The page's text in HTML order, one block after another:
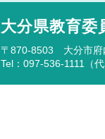
大分県教育委
〒870-8503 大分市府
Tel：097-536-1111（代